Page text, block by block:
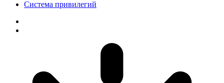
Система привилегий